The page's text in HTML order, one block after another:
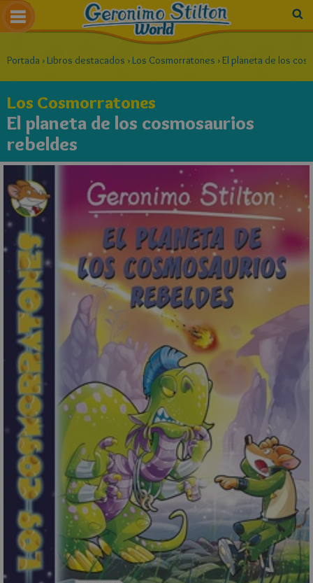
Portada › Libros destacados › Los Cosmorratones ›El planeta de los
Los Cosmorratones
El planeta de los cosmosaurios
rebeldes